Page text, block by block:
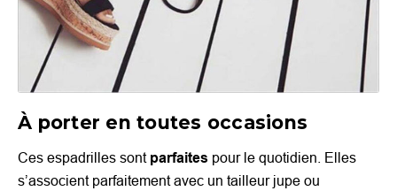
À porter en toutes occasions
Ces espadrilles sont parfaites pour le quotidien. Elles
s’associent parfaitement avec un tailleur jupe ou